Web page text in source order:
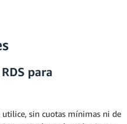
para
utilice, sin cuotas mínimas ni de